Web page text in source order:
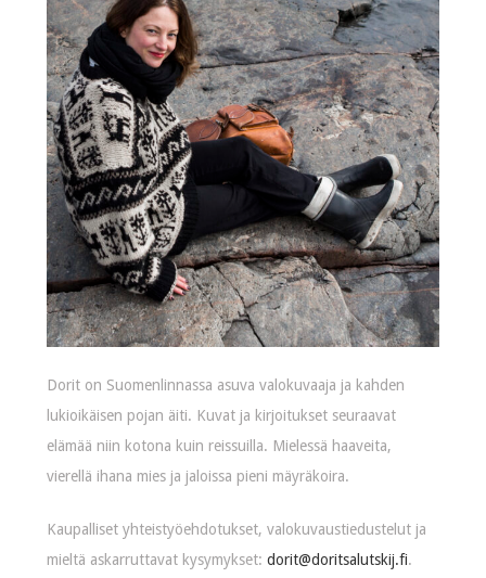
Dorit on Suomenlinnassa asuva valokuvaaja ja kahden
lukioikäisen pojan äiti. Kuvat ja kirjoitukset seuraavat
elämää niin kotona kuin reissuilla. Mielessä haaveita,
vierellä ihana mies ja jaloissa pieni mäyräkoira.
Kaupalliset yhteistyöehdotukset, valokuvaustiedustelut ja
mieltä askarruttavat kysymykset:dorit@doritsalutskij.fi.